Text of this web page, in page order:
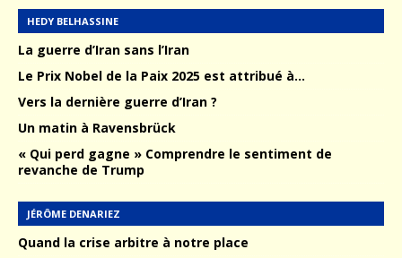
HEDY BELHASSINE
La guerre d’Iran sans l’Iran
Le Prix Nobel de la Paix 2025 est attribué à…
Vers la dernière guerre d’Iran ?
Un matin à Ravensbrück
« Qui perd gagne » Comprendre le sentiment de
revanche de Trump
JÉRÔME DENARIEZ
Quand la crise arbitre à notre place